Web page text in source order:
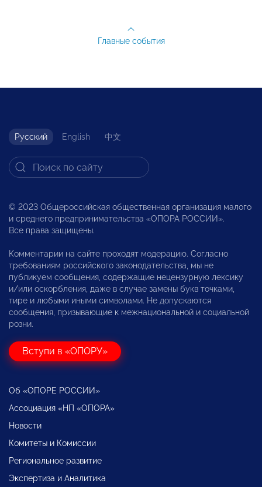
Главные события
Русский English 中文
© 2023 Общероссийская общественная организация малого
и среднего предпринимательства «ОПОРА РОССИИ».
Все права защищены.
Комментарии на сайте проходят модерацию. Согласно
требованиям российского законодательства, мы не
публикуем сообщения, содержащие нецензурную лексику
и/или оскорбления, даже в случае замены букв точками,
тире и любыми иными символами. Не допускаются
сообщения, призывающие к межнациональной и социальной
розни.
Вступи в «ОПОРУ»
Об «ОПОРЕ РОССИИ»
Ассоциация «НП «ОПОРА»
Новости
Комитеты и Комиссии
Региональное развитие
Экспертиза и Аналитика